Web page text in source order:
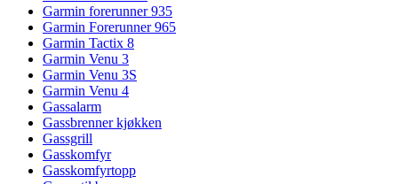
Garmin forerunner 935
Garmin Forerunner 965
Garmin Tactix 8
Garmin Venu 3
Garmin Venu 3S
Garmin Venu 4
Gassalarm
Gassbrenner kjøkken
Gassgrill
Gasskomfyr
Gasskomfyrtopp